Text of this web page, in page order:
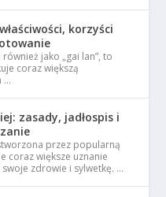
korzyści
jako „gai lan”, to
coraz większą
…
zasady, jadłospis i
przez popularną
coraz większe uznanie
zdrowie i sylwetkę. …